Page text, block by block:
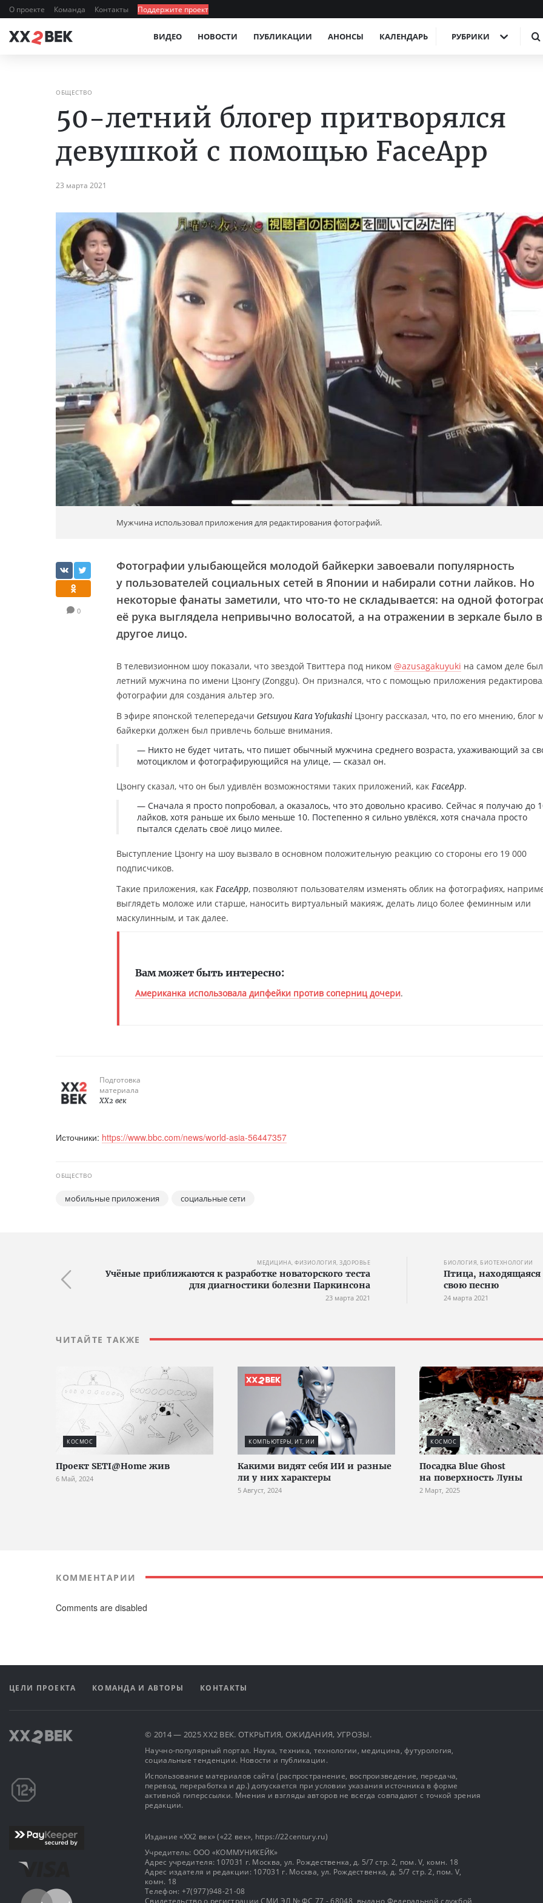
О проекте Команда Контакты Поддержите проект
ВИДЕО НОВОСТИ ПУБЛИКАЦИИ АНОНСЫ КАЛЕНДАРЬ РУБРИКИ
ОБЩЕСТВО
50-летний блогер притворялся
девушкой с помощью FaceApp
23 марта 2021
Мужчина использовал приложения для редактирования фотографий.
0
Фотографии улыбающейся молодой байкерки завоевали популярность
у пользователей социальных сетей в Японии и набирали сотни лайков. Но
некоторые фанаты заметили, что что-то не складывается: на одной
её рука выглядела непривычно волосатой, а на отражении в зеркале было
другое лицо.
В телевизионном шоу показали, что звездой Твиттера под ником @azusagakuyuki на самом деле
летний мужчина по имени Цзонгу (Zonggu). Он признался, что с помощью приложения
фотографии для создания альтер эго.
В эфире японской телепередачи Getsuyou Kara Yofukashi Цзонгу рассказал, что, по его мнению, блог
байкерки должен был привлечь больше внимания.
— Никто не будет читать, что пишет обычный мужчина среднего возраста, ухаживающий за
мотоциклом и фотографирующийся на улице, — сказал он.
Цзонгу сказал, что он был удивлён возможностями таких приложений, как FaceApp.
— Сначала я просто попробовал, а оказалось, что это довольно красиво. Сейчас я получаю до
лайков, хотя раньше их было меньше 10. Постепенно я сильно увлёкся, хотя сначала просто
пытался сделать своё лицо милее.
Выступление Цзонгу на шоу вызвало в основном положительную реакцию со стороны его 19 000
подписчиков.
Такие приложения, как FaceApp, позволяют пользователям изменять облик на фотографиях,
выглядеть моложе или старше, наносить виртуальный макияж, делать лицо более феминным или
маскулинным, и так далее.
Вам может быть интересно:
Американка использовала дипфейки против соперниц дочери.
Подготовка
материала
XX2 век
Источники: https://www.bbc.com/news/world-asia-56447357
ОБЩЕСТВО
мобильные приложения социальные сети
МЕДИЦИНА, ФИЗИОЛОГИЯ, ЗДОРОВЬЕ
Учёные приближаются к разработке новаторского теста
для диагностики болезни Паркинсона
23 марта 2021
БИОЛОГИЯ, БИОТЕХНОЛОГИИ
Птица, находящаяся
свою песню
24 марта 2021
ЧИТАЙТЕ ТАКЖЕ
КОСМОС
Проект SETI@Home жив
6 Май, 2024
КОМПЬЮТЕРЫ, ИТ, ИИ
Какими видят себя ИИ и разные
ли у них характеры
5 Август, 2024
КОСМОС
Посадка Blue Ghost
на поверхность Луны
2 Март, 2025
КОММЕНТАРИИ
Comments are disabled
ЦЕЛИ ПРОЕКТА КОМАНДА И АВТОРЫ КОНТАКТЫ
© 2014 — 2025 XX2 ВЕК. ОТКРЫТИЯ, ОЖИДАНИЯ, УГРОЗЫ.
Научно-популярный портал. Наука, техника, технологии, медицина, футурология,
социальные тенденции. Новости и публикации.
Использование материалов сайта (распространение, воспроизведение, передача,
перевод, переработка и др.) допускается при условии указания источника в форме
активной гиперссылки. Мнения и взгляды авторов не всегда совпадают с точкой зрения
редакции.
Издание «XX2 век» («22 век», https://22century.ru)
Учредитель: OOO «КОММУНИКЕЙК»
Адрес учредителя: 107031 г. Москва, ул. Рождественка, д. 5/7 стр. 2, пом. V, комн. 18
Адрес издателя и редакции: 107031 г. Москва, ул. Рождественка, д. 5/7 стр. 2, пом. V,
комн. 18
Телефон: +7(977)948-21-08
Свидетельство о регистрации СМИ ЭЛ № ФС 77 - 68048, выдано Федеральной службой